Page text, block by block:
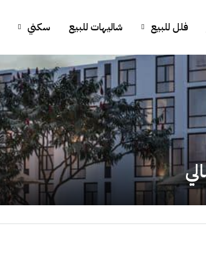
فلل للبيع شاليهات للبيع سكني